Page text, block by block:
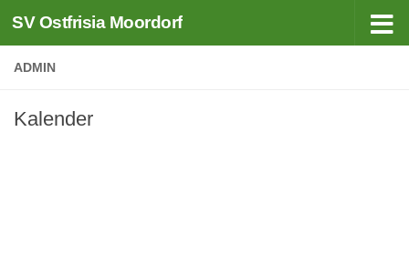
Zum Inhalt springen
SV Ostfrisia Moordorf
ADMIN
Kalender